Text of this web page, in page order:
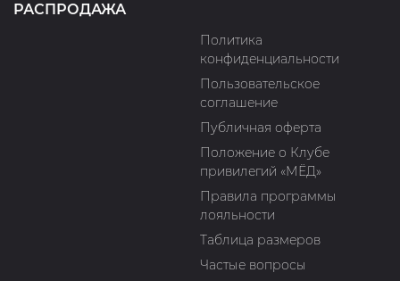
РАСПРОДАЖА
Политика
конфиденциальности
Пользовательское
соглашение
Публичная оферта
Положение о Клубе
привилегий «МЁД»
Правила программы
лояльности
Таблица размеров
Частые вопросы